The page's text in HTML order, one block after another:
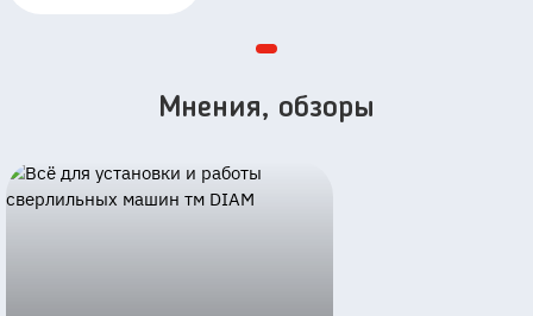
Мнения, обзоры